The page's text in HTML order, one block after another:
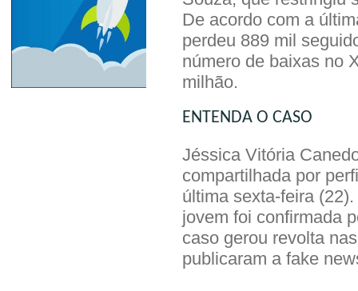
De acordo com a
perdeu 889 mil
número de baixas no
milhão.
ENTENDA O CASO
Jéssica Vitória
compartilhada por
última sexta-feira
jovem foi confirmada
caso gerou revolta
publicaram a fake